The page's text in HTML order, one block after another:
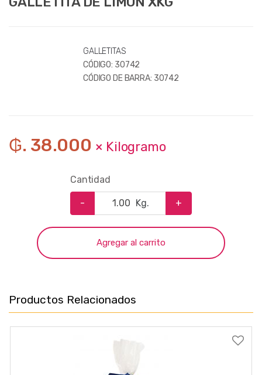
GALLETITAS
CÓDIGO: 30742
CÓDIGO DE BARRA: 30742
₲. 38.000 × Kilogramo
Cantidad
- Kg. +
Agregar al carrito
Productos Relacionados